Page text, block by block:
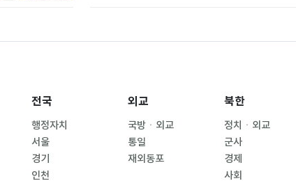
전국
행정자치
서울
경기
인천
외교
국방ㆍ외교
통일
재외동포
북한
정치ㆍ외교
군사
경제
사회